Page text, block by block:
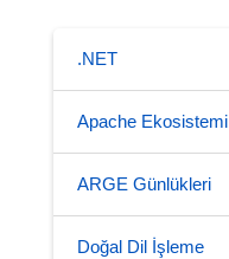
.NET
Apache Ekosistemi
ARGE Günlükleri
Doğal Dil İşleme